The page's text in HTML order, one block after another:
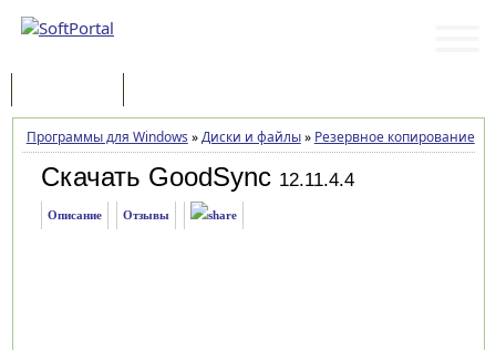
Программы для Windows »Диски и файлы» Резервное копирование
Скачать GoodSync 12.11.4.4
Описание Отзывы